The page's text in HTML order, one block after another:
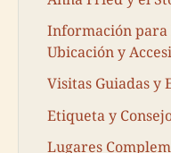
Información para
Ubicación y
Visitas Guiadas y
Etiqueta y
Lugares